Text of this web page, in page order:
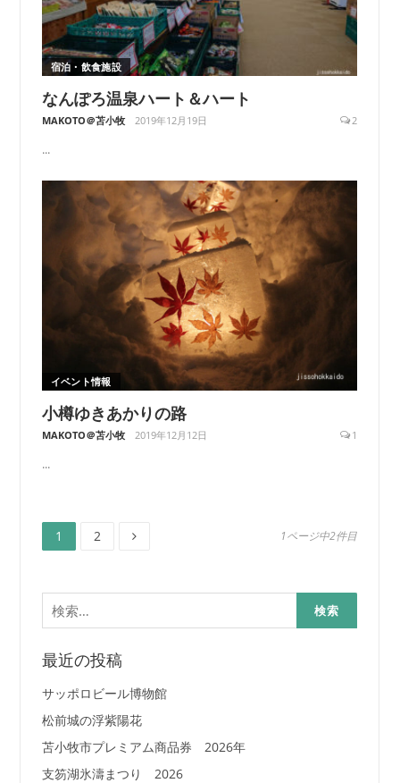
宿泊・飲食施設
なんぽろ温泉ハート＆ハート
MAKOTO＠苫小牧 2019年12月19日 2
...
イベント情報
小樽ゆきあかりの路
MAKOTO＠苫小牧 2019年12月12日 1
...
投
の
ペ
ー
ジ
送
ペ
ー
1
ー
2 1ページ中2件目
検
索:
最近の投稿
サッポロビール博物館
松前城の浮紫陽花
苫小牧市プレミアム商品券 2026年
支笏湖氷濤まつり 2026